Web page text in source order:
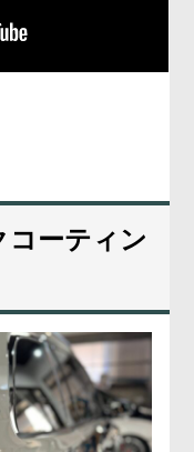
コーティン